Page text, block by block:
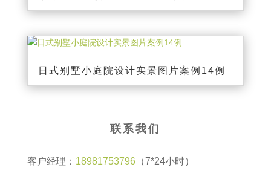
日式别墅小庭院设计实景图片案例14例
联系我们
客户经理： 18981753796（7*24小时）